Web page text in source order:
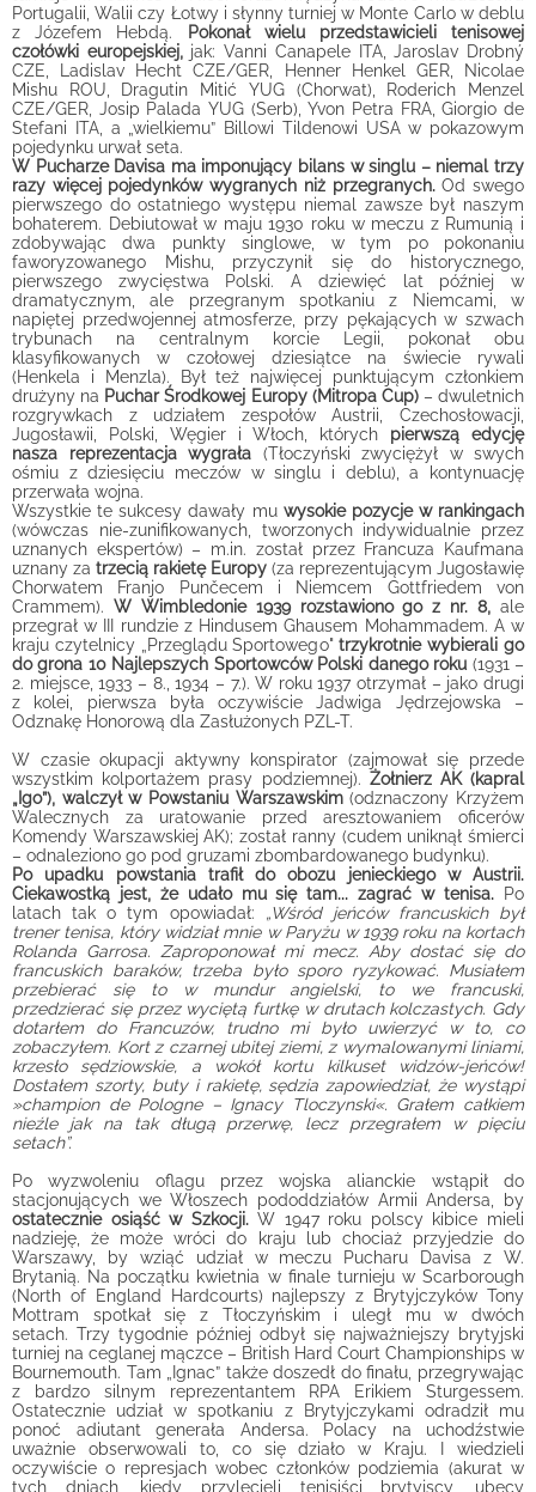
Portugalii, Walii czy Łotwy i słynny turniej w Monte Carlo w deblu
z Józefem Hebdą.
Pokonał wielu przedstawicieli tenisowej
czołówki europejskiej,jak: Vanni Canapele ITA, Jaroslav Drobný
CZE, Ladislav Hecht CZE/GER, Henner Henkel GER, Nicolae
Mishu ROU, Dragutin Mitić YUG (Chorwat), Roderich Menzel
CZE/GER, Josip Palada YUG (Serb), Yvon Petra FRA, Giorgio de
Stefani ITA, a „wielkiemu” Billowi Tildenowi USA w pokazowym
pojedynku urwał seta.
W Pucharze Davisa ma imponujący bilans w singlu – niemal trzy
razy więcej pojedynków wygranych niż przegranych.Od swego
pierwszego do ostatniego występu niemal zawsze był naszym
bohaterem. Debiutował w maju 1930 roku w meczu z Rumunią i
zdobywając dwa punkty singlowe, w tym po pokonaniu
faworyzowanego Mishu, przyczynił się do historycznego,
pierwszego zwycięstwa Polski. A dziewięć lat później w
dramatycznym, ale przegranym spotkaniu z Niemcami, w
napiętej przedwojennej atmosferze, przy pękających w szwach
trybunach na centralnym korcie Legii, pokonał obu
klasyfikowanych w czołowej dziesiątce na świecie rywali
(Henkela i Menzla). Był też najwięcej punktującym członkiem
drużyny na Puchar Środkowej Europy (Mitropa Cup)– dwuletnich
rozgrywkach z udziałem zespołów Austrii, Czechosłowacji,
Jugosławii, Polski, Węgier i Włoch, których pierwszą edycję
nasza reprezentacja wygrała (Tłoczyński zwyciężył w swych
ośmiu z dziesięciu meczów w singlu i deblu), a kontynuację
przerwała wojna.
Wszystkie te sukcesy dawały mu wysokie pozycje w rankingach
(wówczas nie-zunifikowanych, tworzonych indywidualnie przez
uznanych ekspertów) – m.in. został przez Francuza Kaufmana
uznany za trzecią rakietę Europy (za reprezentującym Jugosławię
Chorwatem Franjo Punčecem i Niemcem Gottfriedem von
Crammem). W Wimbledonie 1939 rozstawiono go z nr. 8,ale
przegrał w III rundzie z Hindusem Ghausem Mohammadem. A w
kraju czytelnicy „Przeglądu Sportowego"trzykrotnie wybierali go
do grona 10 Najlepszych Sportowców Polski danego roku (1931 –
2. miejsce, 1933 – 8., 1934 – 7.). W roku 1937 otrzymał – jako drugi
z kolei, pierwsza była oczywiście Jadwiga Jędrzejowska –
Odznakę Honorową dla Zasłużonych PZL-T.
W czasie okupacji aktywny konspirator (zajmował się przede
wszystkim kolportażem prasy podziemnej). Żołnierz AK (kapral
„Igo”), walczył w Powstaniu Warszawskim(odznaczony Krzyżem
Walecznych za uratowanie przed aresztowaniem oficerów
Komendy Warszawskiej AK); został ranny (cudem uniknął śmierci
– odnaleziono go pod gruzami zbombardowanego budynku).
Po upadku powstania trafił do obozu jenieckiego w Austrii.
Ciekawostką jest, że udało mu się tam... zagrać w tenisa. Po
latach tak o tym opowiadał: „Wśród jeńców francuskich był
trener tenisa, który widział mnie w Paryżu w 1939 roku na kortach
Rolanda Garrosa. Zaproponował mi mecz. Aby dostać się do
francuskich baraków, trzeba było sporo ryzykować. Musiałem
przebierać się to w mundur angielski, to we francuski,
przedzierać się przez wyciętą furtkę w drutach kolczastych. Gdy
dotarłem do Francuzów, trudno mi było uwierzyć w to, co
zobaczyłem. Kort z czarnej ubitej ziemi, z wymalowanymi liniami,
krzesło sędziowskie, a wokół kortu kilkuset widzów-jeńców!
Dostałem szorty, buty i rakietę, sędzia zapowiedział, że wystąpi
»champion de Pologne – Ignacy Tloczynski«. Grałem całkiem
nieźle jak na tak długą przerwę, lecz przegrałem w pięciu
setach”.
Po wyzwoleniu oflagu przez wojska alianckie wstąpił do
stacjonujących we Włoszech pododdziałów Armii Andersa, by
ostatecznie osiąść w Szkocji.W 1947 roku polscy kibice mieli
nadzieję, że może wróci do kraju lub chociaż przyjedzie do
Warszawy, by wziąć udział w meczu Pucharu Davisa z W.
Brytanią. Na początku kwietnia w finale turnieju w Scarborough
(North of England Hardcourts) najlepszy z Brytyjczyków Tony
Mottram spotkał się z Tłoczyńskim i uległ mu w dwóch
setach. Trzy tygodnie później odbył się najważniejszy brytyjski
turniej na ceglanej mączce – British Hard Court Championships w
Bournemouth. Tam „Ignac” także doszedł do finału, przegrywając
z bardzo silnym reprezentantem RPA Erikiem Sturgessem.
Ostatecznie udział w spotkaniu z Brytyjczykami odradził mu
ponoć adiutant generała Andersa. Polacy na uchodźstwie
uważnie obserwowali to, co się działo w Kraju. I wiedzieli
oczywiście o represjach wobec członków podziemia (akurat w
tych dniach, kiedy przylecieli tenisiści brytyjscy, ubecy